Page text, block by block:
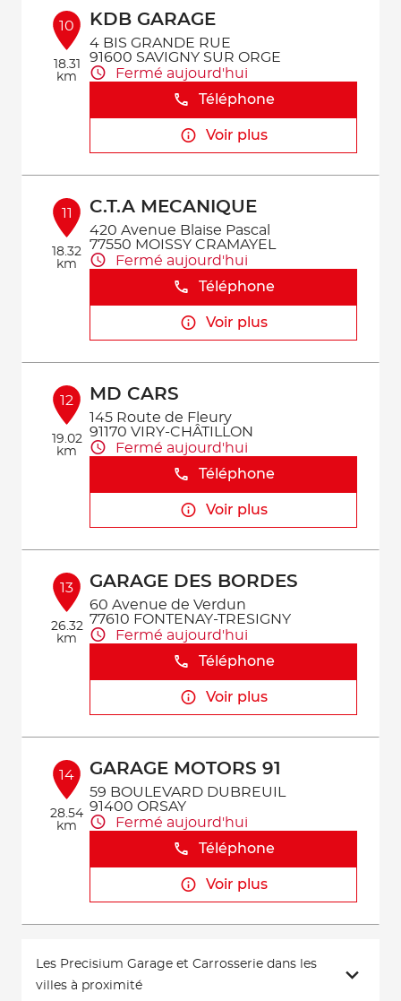
10
18.31
km
KDB GARAGE
4 BIS GRANDE RUE
91600 SAVIGNY SUR ORGE
Fermé aujourd'hui
Téléphone
Voir plus
11
18.32
km
C.T.A MECANIQUE
420 Avenue Blaise Pascal
77550 MOISSY CRAMAYEL
Fermé aujourd'hui
Téléphone
Voir plus
12
19.02
km
MD CARS
145 Route de Fleury
91170 VIRY-CHÂTILLON
Fermé aujourd'hui
Téléphone
Voir plus
13
26.32
km
GARAGE DES BORDES
60 Avenue de Verdun
77610 FONTENAY-TRESIGNY
Fermé aujourd'hui
Téléphone
Voir plus
14
28.54
km
GARAGE MOTORS 91
59 BOULEVARD DUBREUIL
91400 ORSAY
Fermé aujourd'hui
Téléphone
Voir plus
Les Precisium Garage et Carrosserie dans les
villes à proximité